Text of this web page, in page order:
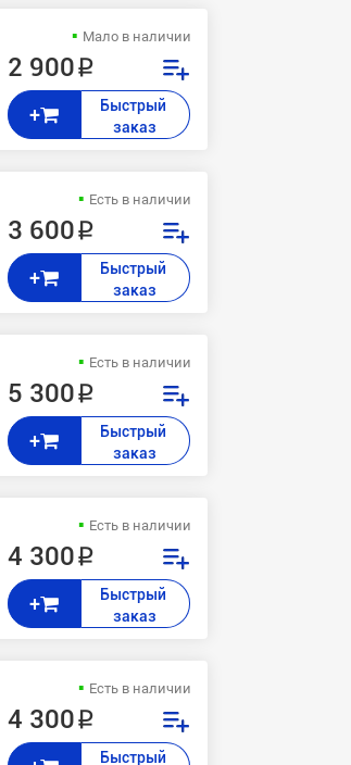
Мало в наличии
2 900 ₽
+
Быстрый
заказ
Есть в наличии
3 600 ₽
+
Быстрый
заказ
Есть в наличии
5 300 ₽
+
Быстрый
заказ
Есть в наличии
4 300 ₽
+
Быстрый
заказ
Есть в наличии
4 300 ₽
Быстрый